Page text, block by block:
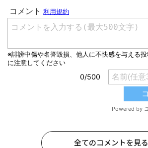
全てのコメントを見る